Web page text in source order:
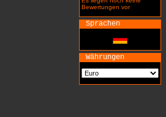
Bewertungen vor
Sprachen
Währungen